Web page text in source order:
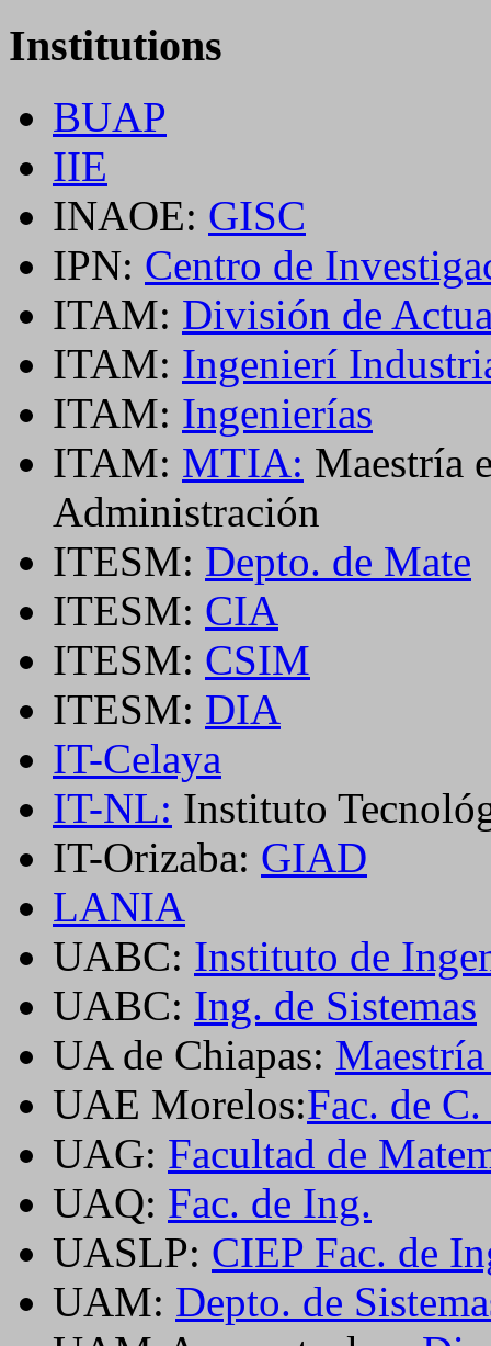
Institutions
BUAP
IIE
INAOE: GISC
IPN: Centro de
ITAM: División de
ITAM: Ingenierí
ITAM: Ingenierías
ITAM: MTIA: Maestría
Administración
ITESM: Depto. de Mate
ITESM: CIA
ITESM: CSIM
ITESM: DIA
IT-Celaya
IT-NL: Instituto
IT-Orizaba: GIAD
LANIA
UABC: Instituto de
UABC: Ing. de Sistemas
UA de Chiapas:
UAE Morelos:Fac. de
UAG: Facultad de
UAQ: Fac. de Ing.
UASLP: CIEP Fac. de
UAM: Depto. de